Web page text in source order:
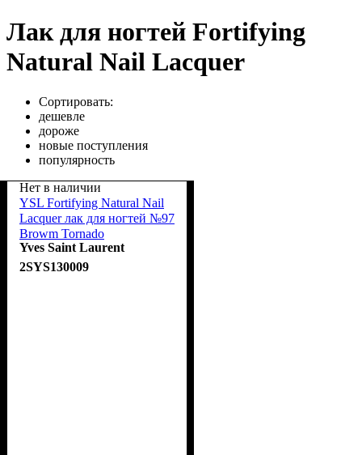
Лак для ногтей Fortifying
Natural Nail Lacquer
Сортировать:
дешевле
дороже
новые поступления
популярность
Нет в наличии
YSL Fortifying Natural Nail
Lacquer лак для ногтей №97
Browm Tornado
Yves Saint Laurent
2SYS130009